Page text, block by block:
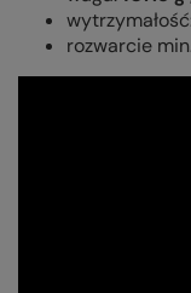
rozwarcie